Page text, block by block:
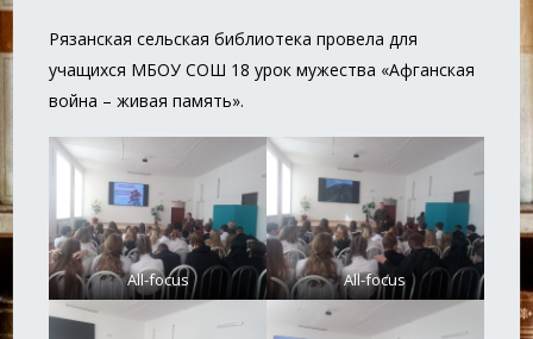
Рязанская сельская библиотека провела для
учащихся МБОУ СОШ 18 урок мужества «Афганская
война – живая память».
All-focus All-focus